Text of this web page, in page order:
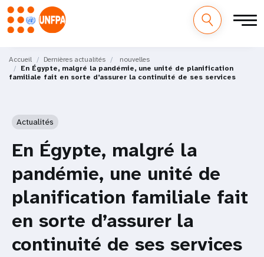
au
contenu
principal
M
a
Accueil Dernières actualités
nouvelles
En Égypte, malgré la pandémie, une unité de planification
familiale fait en sorte d’assurer la continuité de ses services
Actualités
En Égypte, malgré la
pandémie, une unité de
planification familiale fait
en sorte d’assurer la
continuité de ses services